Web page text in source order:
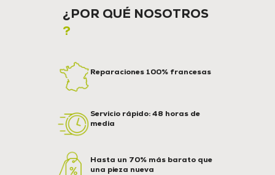
¿POR QUÉ NOSOTROS
?
Reparaciones 100% francesas
Servicio rápido: 48 horas de
media
Hasta un 70% más barato que
una pieza nueva